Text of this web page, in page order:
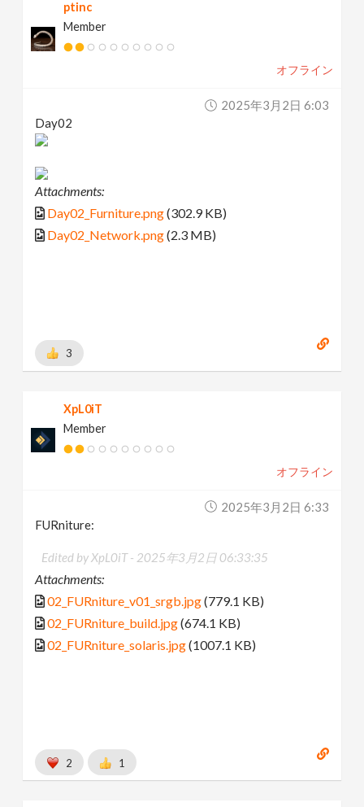
ptinc
Member
オフライン
2025年3月2日 6:03
Day02
Attachments:
Day02_Furniture.png(302.9 KB)
Day02_Network.png(2.3 MB)
3
XpL0iT
Member
オフライン
2025年3月2日 6:33
FURniture:
Edited by XpL0iT - 2025年3月2日 06:33:35
Attachments:
02_FURniture_v01_srgb.jpg(779.1 KB)
02_FURniture_build.jpg(674.1 KB)
02_FURniture_solaris.jpg(1007.1 KB)
2 1